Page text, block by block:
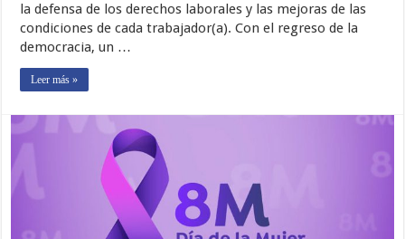
la defensa de los derechos laborales y las mejoras de las
condiciones de cada trabajador(a). Con el regreso de la
democracia, un …
Leer más »